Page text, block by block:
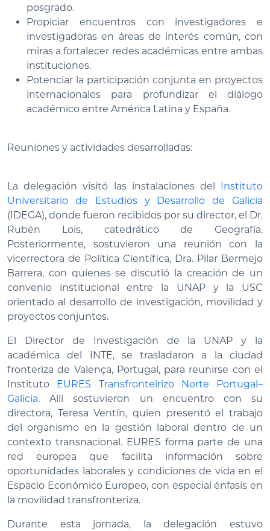
posgrado.
Propiciar encuentros con investigadores e
investigadoras en áreas de interés común, con
miras a fortalecer redes académicas entre ambas
instituciones.
Potenciar la participación conjunta en proyectos
internacionales para profundizar el diálogo
académico entre América Latina y España.
Reuniones y actividades desarrolladas:
La delegación visitó las instalaciones del Instituto
Universitario de Estudios y Desarrollo de Galicia
(IDEGA), donde fueron recibidos por su director, el Dr.
Rubén Lois, catedrático de Geografía.
Posteriormente, sostuvieron una reunión con la
vicerrectora de Política Científica, Dra. Pilar Bermejo
Barrera, con quienes se discutió la creación de un
convenio institucional entre la UNAP y la USC
orientado al desarrollo de investigación, movilidad y
proyectos conjuntos.
El Director de Investigación de la UNAP y la
académica del INTE, se trasladaron a la ciudad
fronteriza de Valença, Portugal, para reunirse con el
Instituto EURES Transfronteirizo Norte Portugal–
Galicia. Allí sostuvieron un encuentro con su
directora, Teresa Ventín, quien presentó el trabajo
del organismo en la gestión laboral dentro de un
contexto transnacional. EURES forma parte de una
red europea que facilita información sobre
oportunidades laborales y condiciones de vida en el
Espacio Económico Europeo, con especial énfasis en
la movilidad transfronteriza.
Durante esta jornada, la delegación estuvo